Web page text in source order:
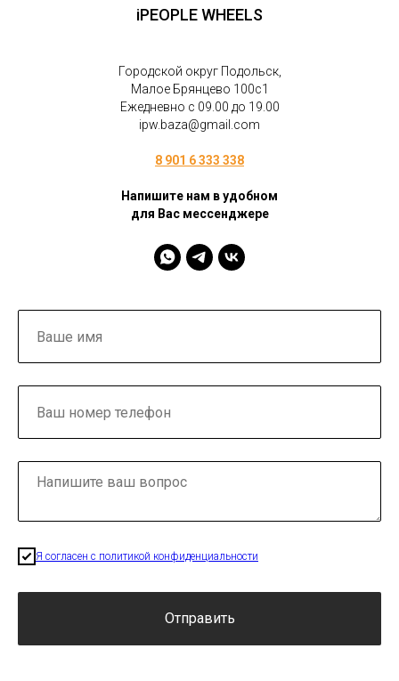
iPEOPLE WHEELS
Городской округ Подольск,
Малое Брянцево 100с1
Ежедневно с 09.00 до 19.00
ipw.baza@gmail.com
8 901 6 333 338
Напишите нам в удобном
для Вас мессенджере
Я согласен с политикой конфиденциальности
Отправить